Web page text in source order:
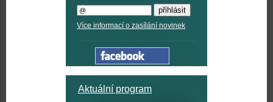
Více informací o zasílání novinek
Aktuální program